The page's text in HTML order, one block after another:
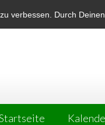
verbessen. Durch